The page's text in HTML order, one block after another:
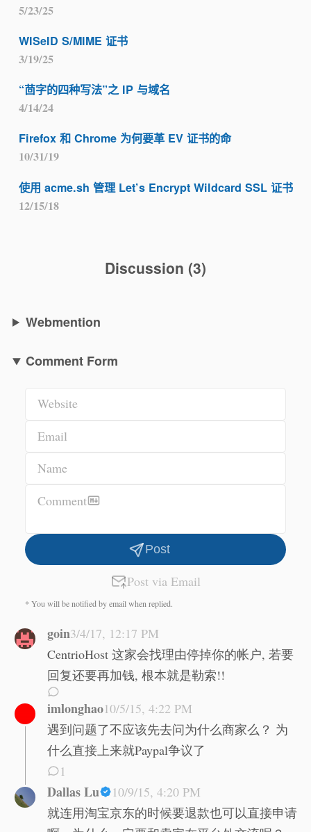
5/23/25
3/19/25
WISeID S/MIME 证书
4/14/24
“茴字的四种写法”之 IP 与域名
10/31/19
Firefox 和 Chrome 为何要革 EV 证书的命
12/15/18
使用 acme.sh 管理 Let’s Encrypt Wildcard SSL 证书
Discussion (3)
Webmention
Comment Form
Name
Email
Website
Comment
* You will be notified by email when replied.
Post via Email
Post
goin3/4/17, 12:17 PM
CentrioHost 这家会找理由停掉你的帐户, 若要
回复还要再加钱, 根本就是勒索!!
imlonghao10/5/15, 4:22 PM
遇到问题了不应该先去问为什么商家么？ 为
什么直接上来就Paypal争议了
1
Dallas Lu
10/9/15, 4:20 PM
就连用淘宝京东的时候要退款也可以直接申请